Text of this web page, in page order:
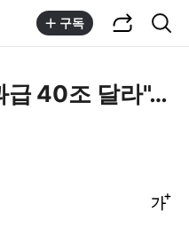
구독
급 40조 달라"…